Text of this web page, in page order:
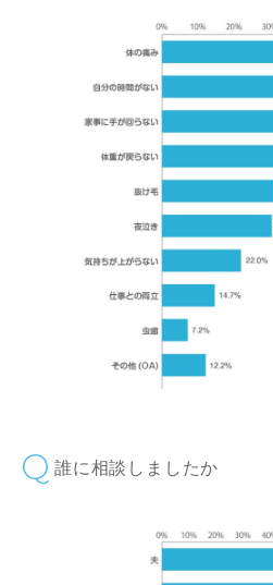
誰に相談しましたか